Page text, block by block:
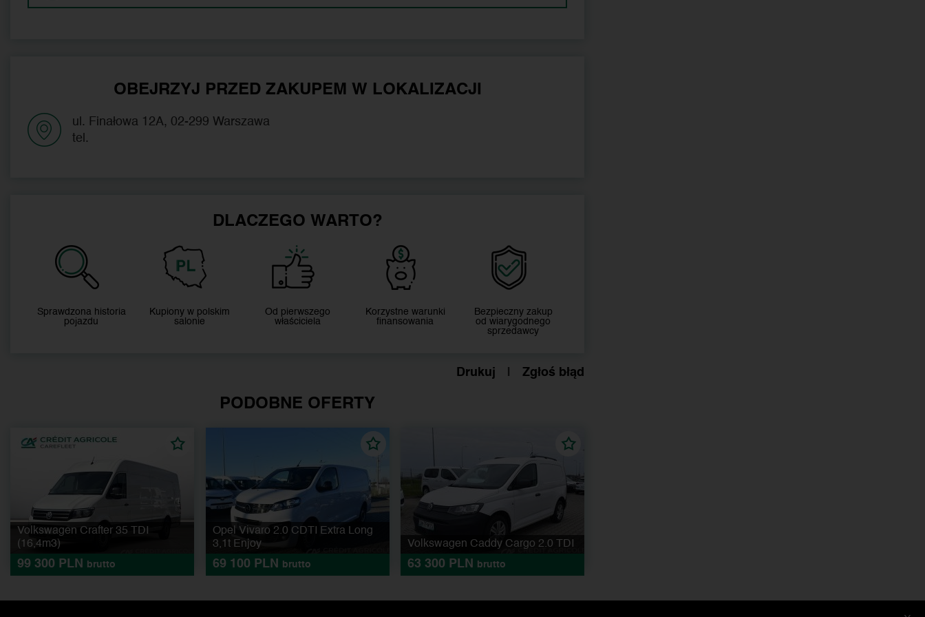
OBEJRZYJ PRZED ZAKUPEM W LOKALIZACJI
ul. Finałowa 12A, 02-299 Warszawa
tel.
DLACZEGO WARTO?
Sprawdzona historia
pojazdu
Kupiony w polskim
salonie
Od pierwszego
właściciela
Korzystne warunki
finansowania
Bezpieczny zakup
od wiarygodnego
sprzedawcy
Drukuj Zgłoś błąd
PODOBNE OFERTY
Volkswagen Crafter 35 TDI
(16,4m3)
99 300 PLN brutto
Opel Vivaro 2.0 CDTI Extra Long
3,1t Enjoy
69 100 PLN brutto
Volkswagen Caddy Cargo 2.0 TDI
63 300 PLN brutto